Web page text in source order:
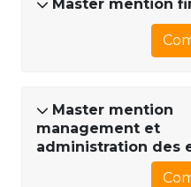
Master mention
Master mention
management et
administration des